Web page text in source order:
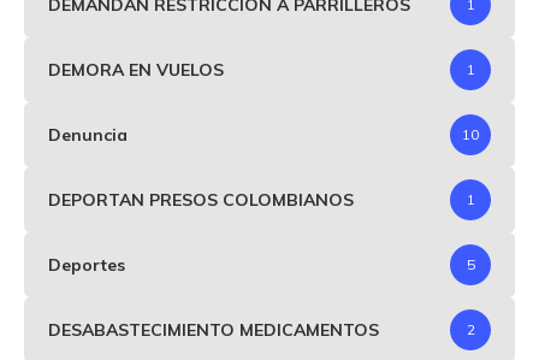
DEMANDAN RESTRICCIÓN A PARRILLEROS 1
DEMORA EN VUELOS 1
Denuncia 10
DEPORTAN PRESOS COLOMBIANOS 1
Deportes 5
DESABASTECIMIENTO MEDICAMENTOS 2